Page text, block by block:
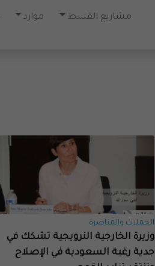
مشاريع القسط موارد
الحملات والمناصرة
وزيرة الخارجية النرويجية تشكك في
جدية رغبة السعودية في الإصلاح